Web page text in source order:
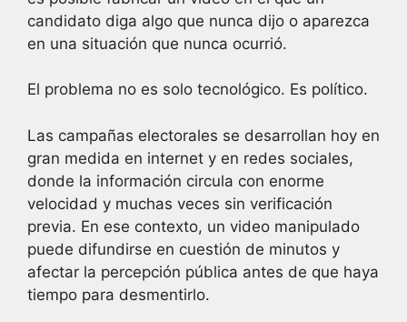
candidato diga algo que nunca dijo o aparezca
en una situación que nunca ocurrió.
El problema no es solo tecnológico. Es político.
Las campañas electorales se desarrollan hoy en
gran medida en internet y en redes sociales,
donde la información circula con enorme
velocidad y muchas veces sin verificación
previa. En ese contexto, un video manipulado
puede difundirse en cuestión de minutos y
afectar la percepción pública antes de que haya
tiempo para desmentirlo.